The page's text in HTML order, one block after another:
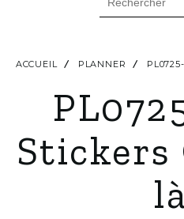
ACCUEIL PLANNER